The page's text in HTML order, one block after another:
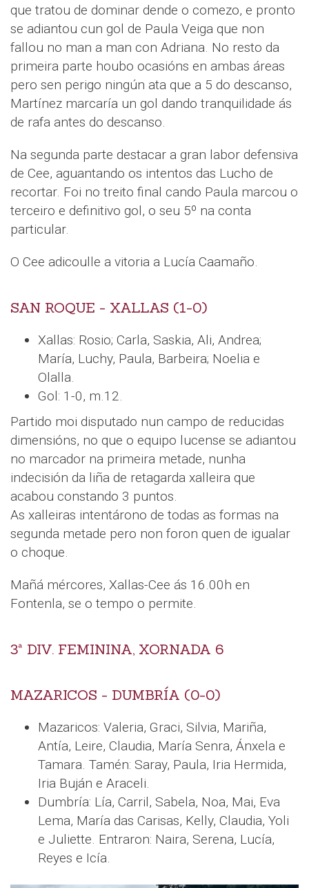
que tratou de dominar dende o comezo, e pronto
se adiantou cun gol de Paula Veiga que non
fallou no man a man con Adriana. No resto da
primeira parte houbo ocasións en ambas áreas
pero sen perigo ningún ata que a 5 do descanso,
Martínez marcaría un gol dando tranquilidade ás
de rafa antes do descanso.
Na segunda parte destacar a gran labor defensiva
de Cee, aguantando os intentos das Lucho de
recortar. Foi no treito final cando Paula marcou o
terceiro e definitivo gol, o seu 5º na conta
particular.
O Cee adicoulle a vitoria a Lucía Caamaño.
SAN ROQUE - XALLAS (1-0)
Xallas: Rosio; Carla, Saskia, Ali, Andrea;
María, Luchy, Paula, Barbeira; Noelia e
Olalla.
Gol: 1-0, m.12.
Partido moi disputado nun campo de reducidas
dimensións, no que o equipo lucense se adiantou
no marcador na primeira metade, nunha
indecisión da liña de retagarda xalleira que
acabou constando 3 puntos.
As xalleiras intentárono de todas as formas na
segunda metade pero non foron quen de igualar
o choque.
Mañá mércores, Xallas-Cee ás 16.00h en
Fontenla, se o tempo o permite.
3ª DIV. FEMININA, XORNADA 6
MAZARICOS - DUMBRÍA (0-0)
Mazaricos: Valeria, Graci, Silvia, Mariña,
Antía, Leire, Claudia, María Senra, Ánxela e
Tamara. Tamén: Saray, Paula, Iria Hermida,
Iria Buján e Araceli.
Dumbría: Lía, Carril, Sabela, Noa, Mai, Eva
Lema, María das Carisas, Kelly, Claudia, Yoli
e Juliette. Entraron: Naira, Serena, Lucía,
Reyes e Icía.